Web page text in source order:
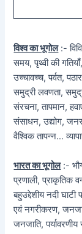
विश्व का भूगोल:-
समय, पृथ्वी की
उच्चावच्च, पर्वत,
समुद्री लवणता,
संरचना, तापमान,
संसाधन, उद्योग,
वैश्विक तापन्न…
भारत का भूगोल:-
प्रणाली, प्राकृतिक
बहुउद्देशीय नदी
एवं नगरीकरण,
जनजाति,